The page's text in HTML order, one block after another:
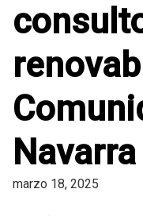
Navarra
marzo 18, 2025